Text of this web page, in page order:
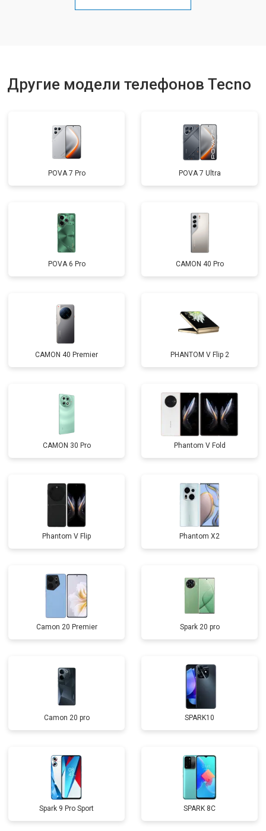
Замена кнопки включения от 1750 ₽
Другие модели телефонов Tecno
POVA 7 Pro POVA 7 Ultra
POVA 6 Pro CAMON 40 Pro
CAMON 40 Premier PHANTOM V Flip 2
CAMON 30 Pro Phantom V Fold
Phantom V Flip Phantom X2
Camon 20 Premier Spark 20 pro
Camon 20 pro SPARK10
Spark 9 Pro Sport SPARK 8C